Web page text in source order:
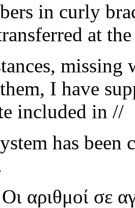
in curly
at
missing
I have
included in //
has
αριθμοί σε